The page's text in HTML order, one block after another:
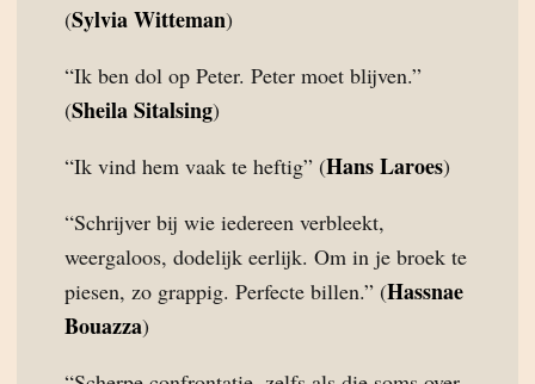
(Sylvia Witteman)
“Ik ben dol op Peter. Peter moet blijven.”
(Sheila Sitalsing)
“Ik vind hem vaak te heftig” (Hans Laroes)
“Schrijver bij wie iedereen verbleekt,
weergaloos, dodelijk eerlijk. Om in je broek te
piesen, zo grappig. Perfecte billen.” (Hassnae
Bouazza)